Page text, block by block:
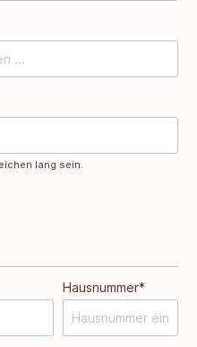
lang sein.
Hausnummer*